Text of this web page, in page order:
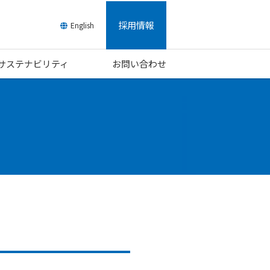
ステナビリティ
採用情報
お問い合わせ
English